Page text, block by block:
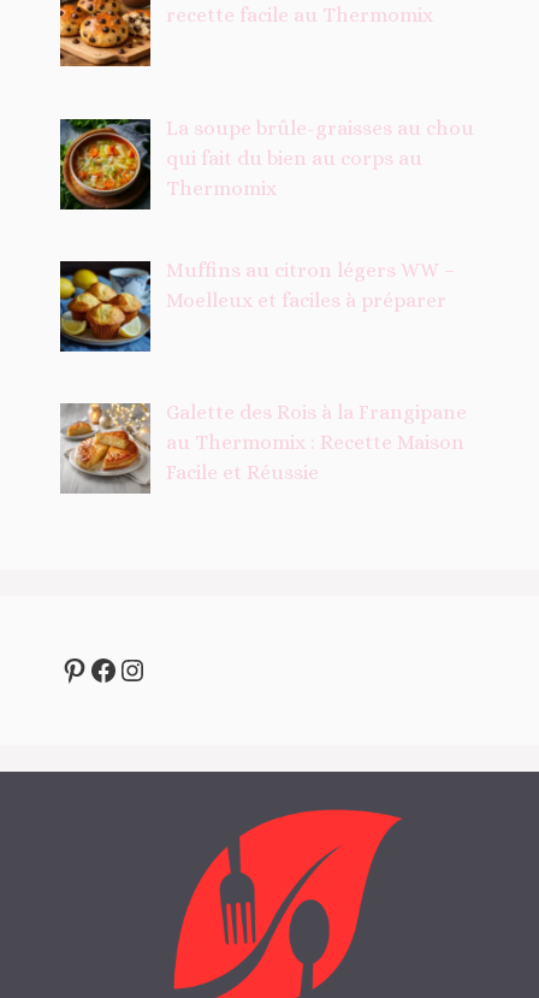
recette facile au Thermomix
La soupe brûle-graisses au chou
qui fait du bien au corps au
Thermomix
Muffins au citron légers WW –
Moelleux et faciles à préparer
Galette des Rois à la Frangipane
au Thermomix : Recette Maison
Facile et Réussie
Pinterest
Facebook
Instagram